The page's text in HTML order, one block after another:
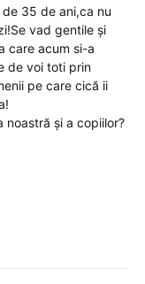
35 de ani,ca nu
vad gentile și
care acum si-a
de voi toti prin
pe care cică ii
noastră și a copiilor?